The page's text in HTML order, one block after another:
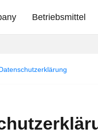
Betriebsmittel